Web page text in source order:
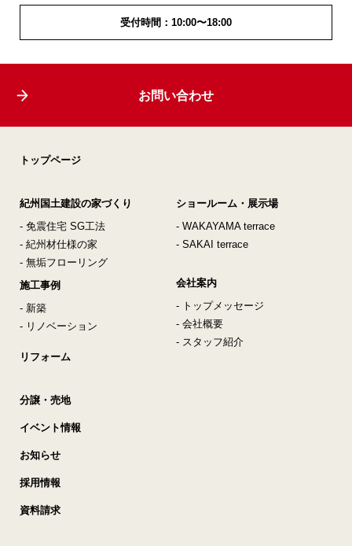
受付時間：10:00〜18:00
お問い合わせ
トップページ
紀州国土建設の家づくり
- 免震住宅 SG工法
- 紀州材仕様の家
- 無垢フローリング
施工事例
- 新築
- リノベーション
リフォーム
分譲・売地
イベント情報
お知らせ
採用情報
資料請求
ショールーム・展示場
- WAKAYAMA terrace
- SAKAI terrace
会社案内
- トップメッセージ
- 会社概要
- スタッフ紹介